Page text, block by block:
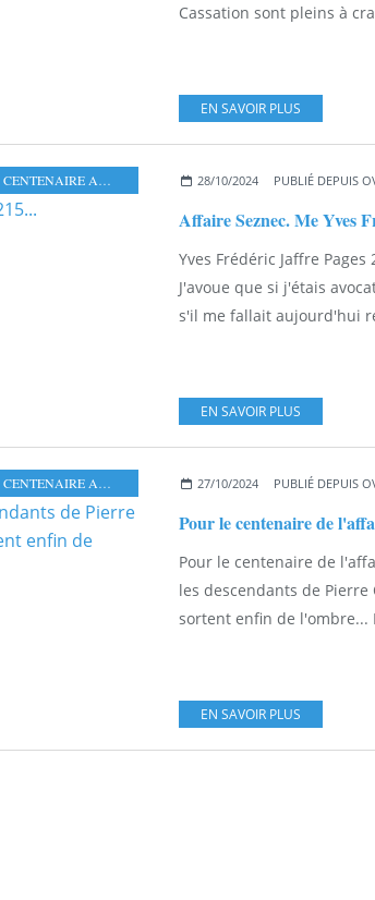
Cassation sont pleins à
EN SAVOIR PLUS
CENTENAIRE AFFAIRE SEZNEC 28/10/2024 PUBLIÉ DEPUIS
Yves Frédéric Jaffre Pages
J'avoue que si j'étais
s'il me fallait aujourd'hui
EN SAVOIR PLUS
CENTENAIRE AFFAIRE SEZNEC ,PIERRE QUÉMENER,
27/10/2024 PUBLIÉ DEPUIS
Pour le centenaire de
les descendants de
sortent enfin de l'ombre...
EN SAVOIR PLUS